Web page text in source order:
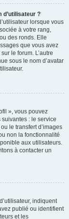
d’utilisateur ?
lorsque vous
à votre rang,
des ronds. Elle
que vous avez
le forum. L’autre
sous le nom d’avatar
», vous pouvez
: le service
le transfert d’images
non la fonctionnalité
aux utilisateurs.
à contacter un
indiquent
publié ou identifient
et les